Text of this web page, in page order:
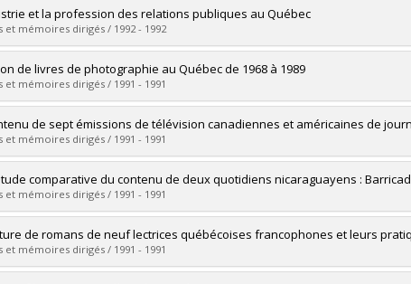
le document dans Papyrus
:Deputter, Barbara Anne
Master's
:M. Sc.
le document dans Papyrus
et la profession des relations publiques au Québec
et mémoires dirigés / 1992 - 1992
: Losier, Anne-Marie
Master's
:M. Sc.
le document dans Papyrus
de livres de photographie au Québec de 1968 à 1989
et mémoires dirigés / 1991 - 1991
:Allaire, Benoît
Master's
:M. Sc.
le document dans Papyrus
de sept émissions de télévision canadiennes et américaines de
et mémoires dirigés / 1991 - 1991
:Benoit, Claude
Master's
:M. Sc.
le document dans Papyrus
comparative du contenu de deux quotidiens nicaraguayens :
et mémoires dirigés / 1991 - 1991
:Vega Ortega, Alicia de la Concepción
Master's
:M. Sc.
de romans de neuf lectrices québécoises francophones et leurs
et mémoires dirigés / 1991 - 1991